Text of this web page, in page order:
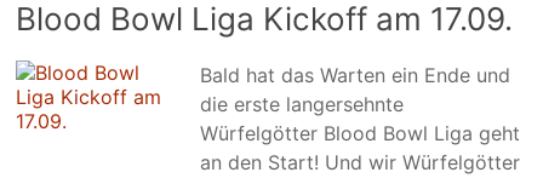
Blood Bowl Liga Kickoff am 17.09.
Bald hat das Warten ein Ende und
die erste langersehnte
Würfelgötter Blood Bowl Liga geht
an den Start! Und wir Würfelgötter